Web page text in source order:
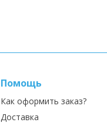
Помощь
Как оформить заказ?
Доставка